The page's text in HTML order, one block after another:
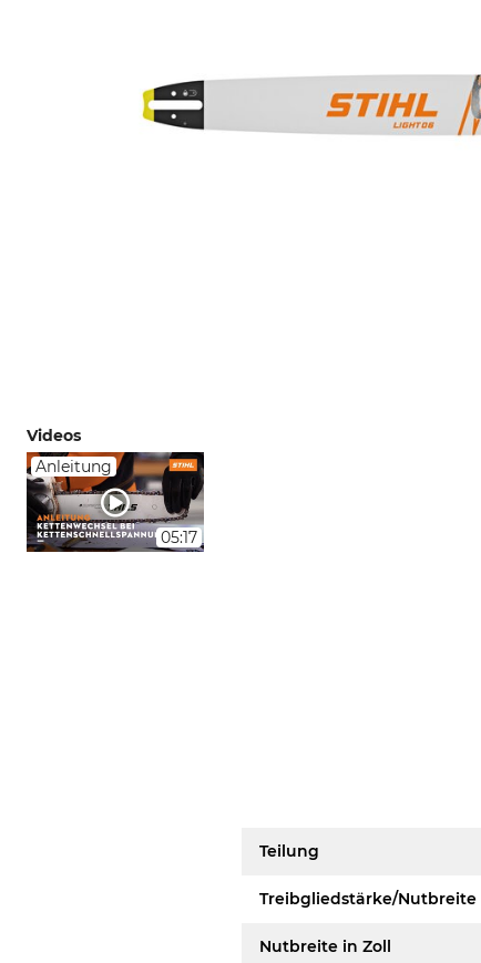
Videos
Anleitung
05:17
Teilung
Treibgliedstärke/Nutbreite
Nutbreite in Zoll